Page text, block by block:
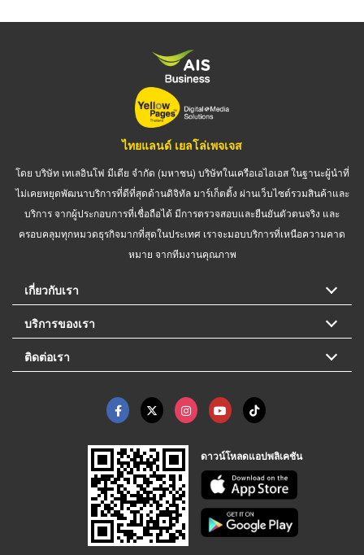
ไทยแลนด์ เยลโล่เพจเจส
โดย บริษัท เทเลอินโฟ มีเดีย จำกัด (มหาชน) บริษัทในเครือเอไอเอส ในฐานะผู้นำที่
ไม่เคยหยุดพัฒนาบริการที่ดีที่สุดด้านดิจิทัล มาร์เก็ตติ้ง ผ่านเว็บไซต์รวมสินค้าและ
บริการ จากผู้ประกอบการที่เชื่อถือได้ มีการตรวจสอบและยืนยันตัวตนจริง และ
ครอบคลุมทุกหมวดธุรกิจมากที่สุดในประเทศ เราจะมอบบริการที่เหนือความคาด
หมาย จากทีมงานคุณภาพ
เกี่ยวกับเรา
บริการของเรา
ติดต่อเรา
ดาวน์โหลดแอปพลิเคชัน